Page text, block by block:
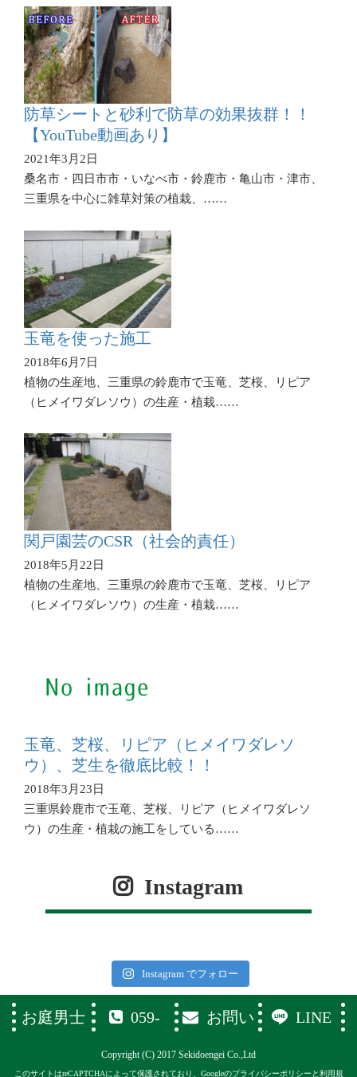
防草シートと砂利で防草の効果抜群！！
【YouTube動画あり】
2021年3月2日
桑名市・四日市市・いなべ市・鈴鹿市・亀山市・津市、
三重県を中心に雑草対策の植栽、……
玉竜を使った施工
2018年6月7日
植物の生産地、三重県の鈴鹿市で玉竜、芝桜、リピア
（ヒメイワダレソウ）の生産・植栽……
関戸園芸のCSR（社会的責任）
2018年5月22日
植物の生産地、三重県の鈴鹿市で玉竜、芝桜、リピア
（ヒメイワダレソウ）の生産・植栽……
玉竜、芝桜、リピア（ヒメイワダレソ
ウ）、芝生を徹底比較！！
2018年3月23日
三重県鈴鹿市で玉竜、芝桜、リピア（ヒメイワダレソ
ウ）の生産・植栽の施工をしている……
Instagram
Instagram でフォロー
お庭男士
059-
お問い
LINE
Copyright (C) 2017 Sekidoengei Co.,Ltd
このサイトはreCAPTCHAによって保護されており、Googleのプライバシーポリシーと利用規